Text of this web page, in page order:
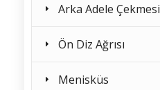
Arka Adele Çekmesi
Ön Diz Ağrısı
Menisküs